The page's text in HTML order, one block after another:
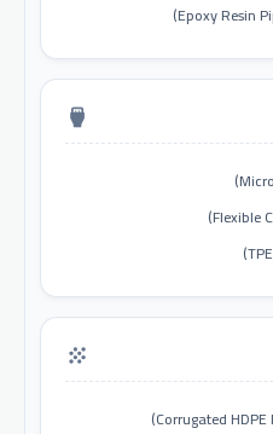
settings_input_hdmi
grain